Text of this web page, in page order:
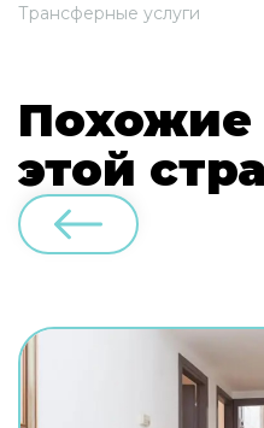
Трансферные услуги
Похожие
этой